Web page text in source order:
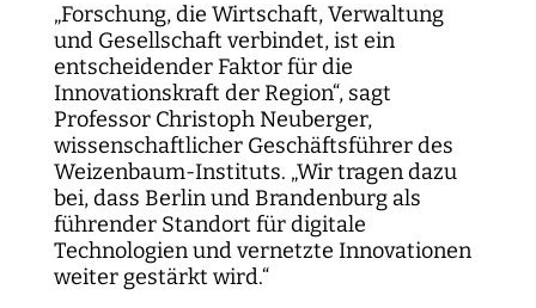
„Forschung, die Wirtschaft, Verwaltung
und Gesellschaft verbindet, ist ein
entscheidender Faktor für die
Innovationskraft der Region“, sagt
Professor Christoph Neuberger,
wissenschaftlicher Geschäftsführer des
Weizenbaum-Instituts. „Wir tragen dazu
bei, dass Berlin und Brandenburg als
führender Standort für digitale
Technologien und vernetzte Innovationen
weiter gestärkt wird.“